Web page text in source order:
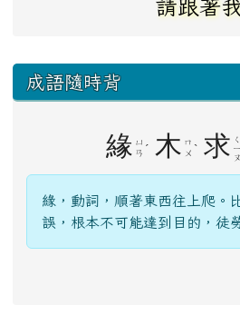
請跟著我
下中右區域內容
成語隨時背
緣 ㄩ
ㄢ ˊ 木 ㄇ
ㄨ ˋ 求 ㄑ
ㄧ
ㄡ
緣，動詞，順著東西往上爬。
誤，根本不可能達到目的，徒